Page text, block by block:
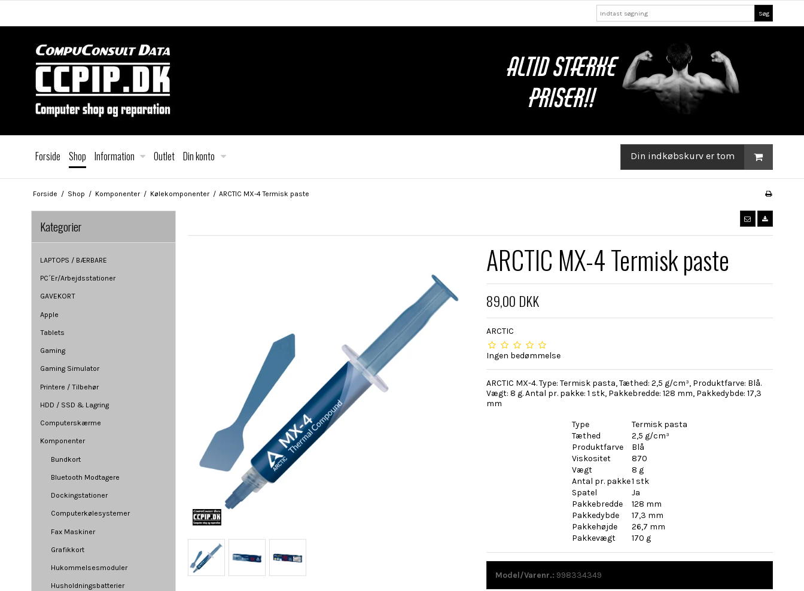
Søg
Forside Shop Information Outlet Din konto Din indkøbskurv er tom
Forside / Shop / Komponenter / Kølekomponenter / ARCTIC MX-4 Termisk paste
Kategorier
LAPTOPS / BÆRBARE
PC´Er/Arbejdsstationer
GAVEKORT
Apple
Tablets
Gaming
Gaming Simulator
Printere / Tilbehør
HDD / SSD & Lagring
Computerskærme
Komponenter
Bundkort
Bluetooth Modtagere
Dockingstationer
Computerkølesystemer
Fax Maskiner
Grafikkort
Hukommelsesmoduler
Husholdningsbatterier
ARCTIC MX-4 Termisk paste
89,00 DKK
ARCTIC
Ingen bedømmelse
ARCTIC MX-4. Type: Termisk pasta, Tæthed: 2,5 g/cm³, Produktfarve: Blå.
Vægt: 8 g. Antal pr. pakke: 1 stk, Pakkebredde: 128 mm, Pakkedybde: 17,3
mm
Type
Termisk pasta
Tæthed
2,5 g/cm³
Produktfarve
Blå
Viskositet
870
Vægt
8 g
Antal pr. pakke1 stk
Spatel
Ja
Pakkebredde
128 mm
Pakkedybde
17,3 mm
Pakkehøjde
26,7 mm
Pakkevægt
170 g
Model/Varenr.: 998334349